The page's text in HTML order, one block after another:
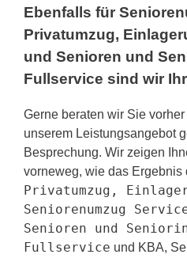
Ebenfalls für
Privatumzug,
und Senioren und
Fullservice sind wir
Gerne beraten wir Sie
unserem Leistungsangebot
Besprechung. Wir zeigen
vorneweg, wie das Ergebnis
Privatumzug,
Seniorenumzug
Senioren und
Fullservice und KBA,